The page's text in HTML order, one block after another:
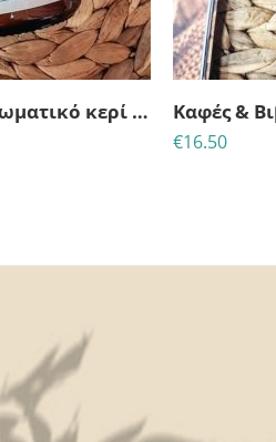
MINS ΔΕΥΤ
Καροτοκέικ – Αρωματικό κερί σόγιας
€16.50